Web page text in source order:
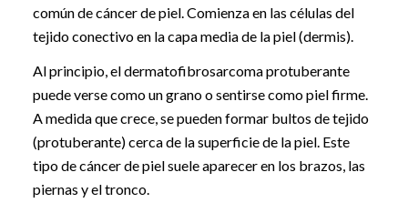
común de cáncer de piel. Comienza en las células del
tejido conectivo en la capa media de la piel (dermis).
Al principio, el dermatofibrosarcoma protuberante
puede verse como un grano o sentirse como piel firme.
A medida que crece, se pueden formar bultos de tejido
(protuberante) cerca de la superficie de la piel. Este
tipo de cáncer de piel suele aparecer en los brazos, las
piernas y el tronco.